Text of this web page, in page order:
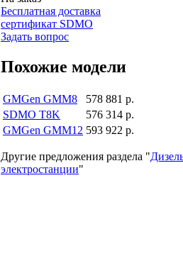
Бесплатная доставка
сертификат SDMO
Задать вопрос
Похожие модели
GMGen GMM8
578 881 р.
SDMO T8K
576 314 р.
GMGen GMM12 593 922 р.
Другие предложения раздела "
электростанции"